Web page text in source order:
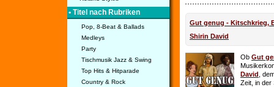
• Titel nach Rubriken
Pop, 8-Beat & Ballads
Medleys
Party
Tischmusik Jazz & Swing
Top Hits & Hitparade
Country & Rock
Gut genug - Kitschkrieg,
Shirin David
Ob Gut
David ,
Zeit, in der